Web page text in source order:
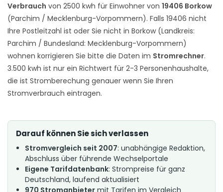
Verbrauch von 2500 kwh für Einwohner von 19406 Borkow
(Parchim / Mecklenburg-Vorpommern). Falls 19406 nicht
Ihre Postleitzahl ist oder Sie nicht in Borkow (Landkreis:
Parchim / Bundesland: Mecklenburg-Vorpommern)
wohnen korrigieren Sie bitte die Daten im Stromrechner.
3.500 kwh ist nur ein Richtwert für 2-3 Personenhaushalte,
die ist Stromberechung genauer wenn Sie Ihren
Stromverbrauch eintragen.
Darauf können Sie sich verlassen
Stromvergleich seit 2007: unabhängige Redaktion,
Abschluss über führende Wechselportale
Eigene Tarifdatenbank: Strompreise für ganz
Deutschland, laufend aktualisiert
970 Stromanbieter mit Tarifen im Vergleich